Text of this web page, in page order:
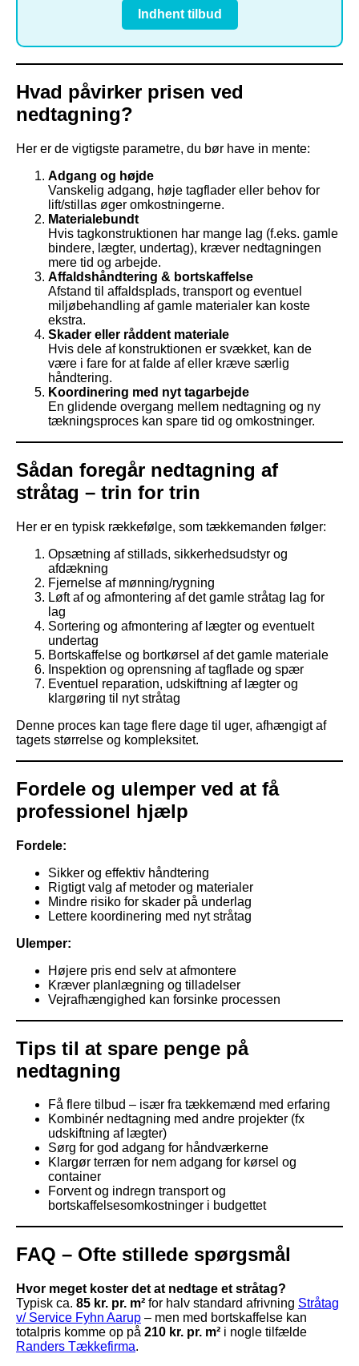
Indhent tilbud
Hvad påvirker prisen ved
nedtagning?
Her er de vigtigste parametre, du bør have in mente:
Adgang og højde
Vanskelig adgang, høje tagflader eller behov for
lift/stillas øger omkostningerne.
Materialebundt
Hvis tagkonstruktionen har mange lag (f.eks. gamle
bindere, lægter, undertag), kræver nedtagningen
mere tid og arbejde.
Affaldshåndtering & bortskaffelse
Afstand til affaldsplads, transport og eventuel
miljøbehandling af gamle materialer kan koste
ekstra.
Skader eller råddent materiale
Hvis dele af konstruktionen er svækket, kan de
være i fare for at falde af eller kræve særlig
håndtering.
Koordinering med nyt tagarbejde
En glidende overgang mellem nedtagning og ny
tækningsproces kan spare tid og omkostninger.
Sådan foregår nedtagning af
stråtag – trin for trin
Her er en typisk rækkefølge, som tækkemanden følger:
Opsætning af stillads, sikkerhedsudstyr og
afdækning
Fjernelse af mønning/rygning
Løft af og afmontering af det gamle stråtag lag for
lag
Sortering og afmontering af lægter og eventuelt
undertag
Bortskaffelse og bortkørsel af det gamle materiale
Inspektion og oprensning af tagflade og spær
Eventuel reparation, udskiftning af lægter og
klargøring til nyt stråtag
Denne proces kan tage flere dage til uger, afhængigt af
tagets størrelse og kompleksitet.
Fordele og ulemper ved at få
professionel hjælp
Fordele:
Sikker og effektiv håndtering
Rigtigt valg af metoder og materialer
Mindre risiko for skader på underlag
Lettere koordinering med nyt stråtag
Ulemper:
Højere pris end selv at afmontere
Kræver planlægning og tilladelser
Vejrafhængighed kan forsinke processen
Tips til at spare penge på
nedtagning
Få flere tilbud – især fra tækkemænd med erfaring
Kombinér nedtagning med andre projekter (fx
udskiftning af lægter)
Sørg for god adgang for håndværkerne
Klargør terræn for nem adgang for kørsel og
container
Forvent og indregn transport og
bortskaffelsesomkostninger i budgettet
FAQ – Ofte stillede spørgsmål
Hvor meget koster det at nedtage et stråtag?
Typisk ca. 85 kr. pr. m² for halv standard afrivning Stråtag
v/ Service Fyhn Aarup – men med bortskaffelse kan
totalpris komme op på 210 kr. pr. m² i nogle tilfælde
Randers Tækkefirma.